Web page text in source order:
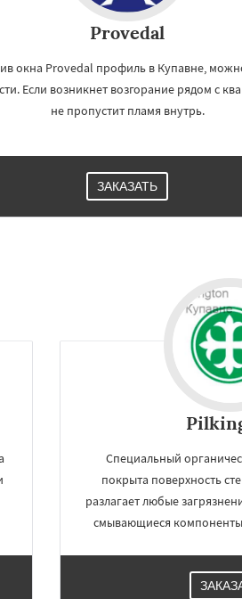
Provedal
окна Provedal профиль в Купавне,
Если возникнет возгорание рядом с
не пропустит пламя внутрь.
ЗАКАЗАТЬ
Специальный
покрыта поверхность
разлагает любые
смывающиеся